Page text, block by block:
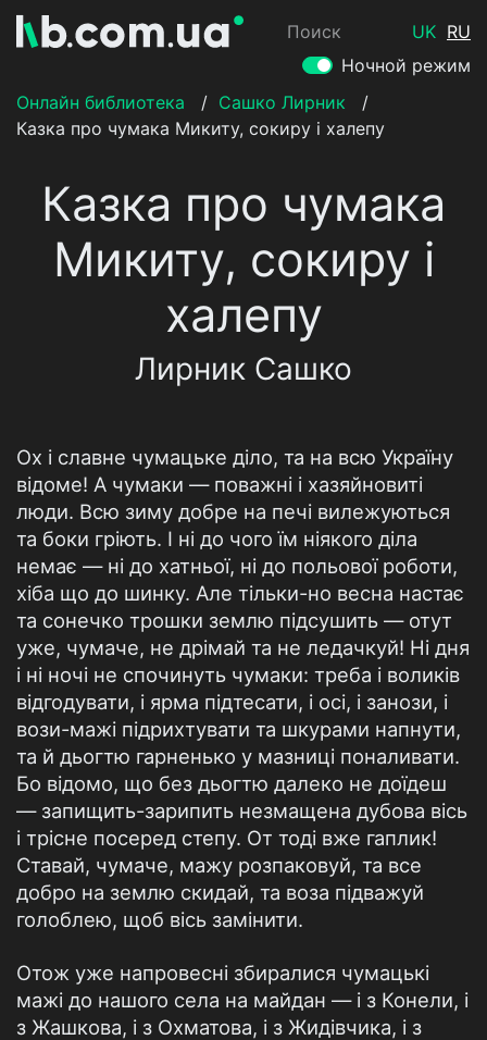
Поиск UK RU
Ночной режим
Онлайн библиотека
/ Сашко Лирник
/
Казка про чумака Микиту, сокиру і халепу
Казка про чумака
Микиту, сокиру і
халепу
Лирник Сашко
Ох і славне чумацьке діло, та на всю Україну
відоме! А чумаки — поважні і хазяйновиті
люди. Всю зиму добре на печі вилежуються
та боки гріють. І ні до чого їм ніякого діла
немає — ні до хатньої, ні до польової роботи,
хіба що до шинку. Але тільки-но весна настає
та сонечко трошки землю підсушить — отут
уже, чумаче, не дрімай та не ледачкуй! Ні дня
і ні ночі не спочинуть чумаки: треба і воликів
відгодувати, і ярма підтесати, і осі, і занози, і
вози-мажі підрихтувати та шкурами напнути,
та й дьогтю гарненько у мазниці поналивати.
Бо відомо, що без дьогтю далеко не доїдеш
— запищить-зарипить незмащена дубова вісь
і трісне посеред степу. От тоді вже гаплик!
Ставай, чумаче, мажу розпаковуй, та все
добро на землю скидай, та воза підважуй
голоблею, щоб вісь замінити.
Отож уже напровесні збиралися чумацькі
мажі до нашого села на майдан — і з Конели, і
з Жашкова, і з Охматова, і з Жидівчика, і з